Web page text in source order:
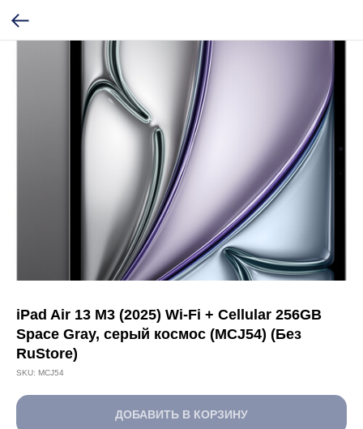
iPad Air 13 M3 (2025) Wi-Fi + Cellular 256GB
Space Gray, серый космос (MCJ54) (Без
RuStore)
SKU: MCJ54
ДОБАВИТЬ В КОРЗИНУ